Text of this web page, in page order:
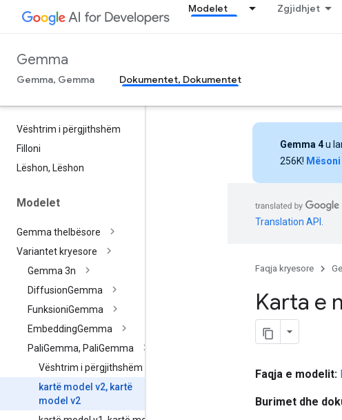
Modelet Zgjidhjet
Gemma
Gemma, Gemma Dokumentet, Dokumentet
Vështrim i përgjithshëm
Filloni
Lëshon, Lëshon
Modelet
Gemma thelbësore
Variantet kryesore
Gemma 3n
DiffusionGemma
FunksioniGemma
EmbeddingGemma
PaliGemma, PaliGemma
Vështrim i përgjithshëm
kartë model v2, kartë
model v2
Gemma 4u
256K!
Translation API
Faqja kryesore
Karta e
Faqja e modelit:
Burimet dhe